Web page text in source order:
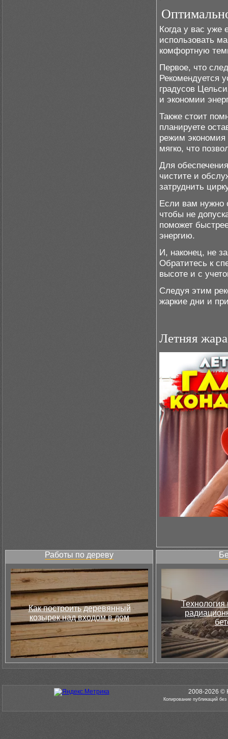
Когда у вас уже
использовать
комфортную
Первое, что
Рекомендуется
градусов
и экономии
Также стоит
планируете
режим экономия
мягко, что
Для
чистите и
затруднить
Если вам нужно
чтобы не
поможет
энергию.
И, наконец, не
Обратитесь к
высоте и с
Следуя этим
жаркие дни и
Летняя
Работы по дереву
Как построить деревянный
козырек над входом в дом
Технология
2008-2026 ©
Копирование публикаций